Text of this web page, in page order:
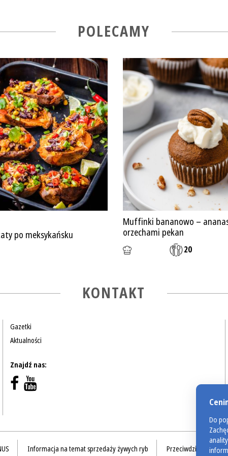
POLECAMY
po meksykańsku
Muffinki bananowo –
orzechami pekan
20
KONTAKT
Gazetki
Aktualności
Znajdź nas:
Informacja na temat sprzedaży żywych ryb Przeciwdziałanie
Do